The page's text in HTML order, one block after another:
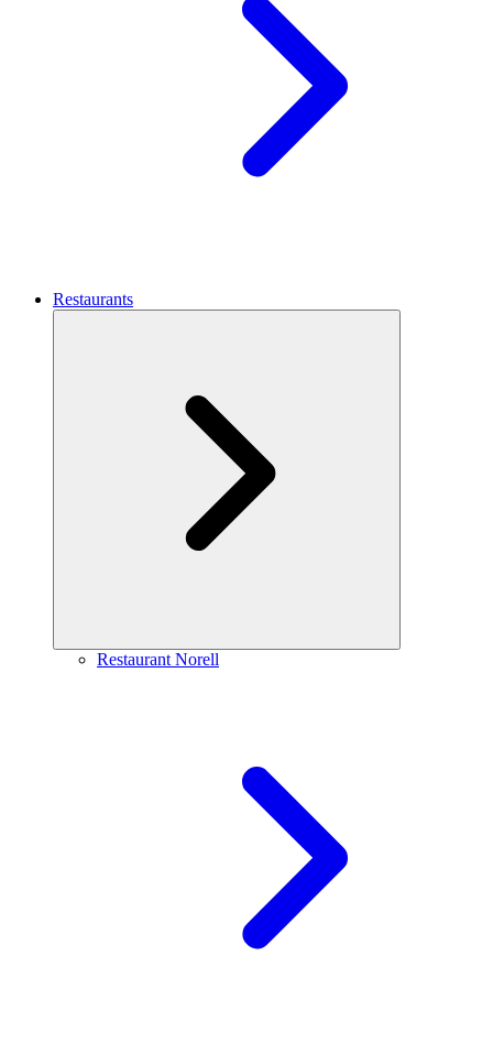
Restaurants
Restaurant Norell